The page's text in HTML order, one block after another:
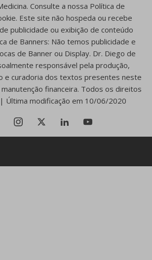
Consulte a nossa Política de
Este site não hospeda ou recebe
publicidade ou exibição de conteúdo
de Banners: Não temos publicidade e
de Banner ou Display. Dr. Diego de
responsável pela produção,
e curadoria dos textos presentes neste
financeira. Todos os direitos
Última modificação em 10/06/2020